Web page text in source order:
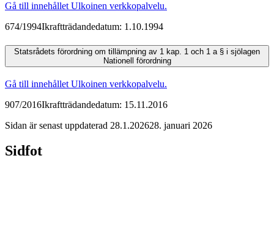
Gå till innehållet Ulkoinen verkkopalvelu.
674/1994Ikraftträdandedatum: 1.10.1994
Statsrådets förordning om tillämpning av 1 kap. 1 och 1 a § i sjölagen
Nationell förordning
Gå till innehållet Ulkoinen verkkopalvelu.
907/2016Ikraftträdandedatum: 15.11.2016
Sidan är senast uppdaterad 28.1.202628. januari 2026
Sidfot